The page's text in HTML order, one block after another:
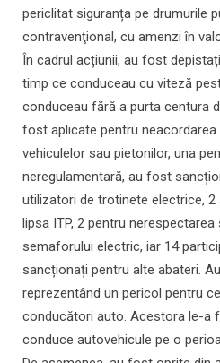
periclitat siguranța pe drumurile
contravenţional, cu amenzi în
În cadrul acțiunii, au fost
timp ce conduceau cu viteză
conduceau fără a purta centura
fost aplicate pentru
vehiculelor sau pietonilor, una
neregulamentară, au fost
utilizatori de trotinete electrice,
lipsa ITP, 2 pentru
semaforului electric, iar 14
sancționați pentru alte abateri.
reprezentând un pericol pentru
conducători auto. Acestora le-a
conduce autovehicule pe o